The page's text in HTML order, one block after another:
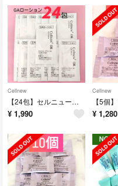
Cellnew
【24包】セルニュープラスDR GAローション 化粧水 サンプル
¥ 1,990
Cellnew
¥ 1,280